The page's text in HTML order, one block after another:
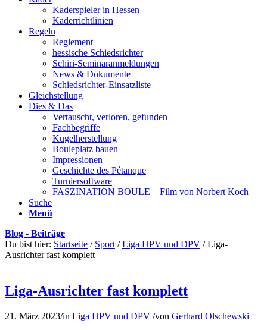
Kaderspieler in Hessen
Kaderrichtlinien
Regeln
Reglement
hessische Schiedsrichter
Schiri-Seminaranmeldungen
News & Dokumente
Schiedsrichter-Einsatzliste
Gleichstellung
Dies & Das
Vertauscht, verloren, gefunden
Fachbegriffe
Kugelherstellung
Bouleplatz bauen
Impressionen
Geschichte des Pétanque
Turniersoftware
FASZINATION BOULE – Film von Norbert Koch
Suche
Menü
Blog - Beiträge
Du bist hier: Startseite / Sport / Liga HPV und DPV / Liga-
Ausrichter fast komplett
Liga-Ausrichter fast komplett
21. März 2023/in Liga HPV und DPV /von Gerhard Olschewski